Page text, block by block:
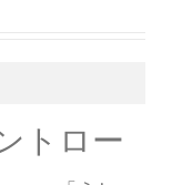
トロー